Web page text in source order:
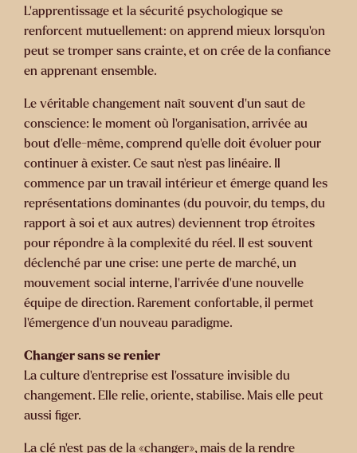
L’apprentissage et la sécurité psychologique se
renforcent mutuellement: on apprend mieux lorsqu’on
peut se tromper sans crainte, et on crée de la confiance
en apprenant ensemble.
Le véritable changement naît souvent d’un saut de
conscience: le moment où l’organisation, arrivée au
bout d’elle-même, comprend qu’elle doit évoluer pour
continuer à exister. Ce saut n’est pas linéaire. Il
commence par un travail intérieur et émerge quand les
représentations dominantes (du pouvoir, du temps, du
rapport à soi et aux autres) deviennent trop étroites
pour répondre à la complexité du réel. Il est souvent
déclenché par une crise: une perte de marché, un
mouvement social interne, l’arrivée d’une nouvelle
équipe de direction. Rarement confortable, il permet
l’émergence d’un nouveau paradigme.
Changer sans se renier
La culture d’entreprise est l’ossature invisible du
changement. Elle relie, oriente, stabilise. Mais elle peut
aussi figer.
La clé n’est pas de la «changer», mais de la rendre